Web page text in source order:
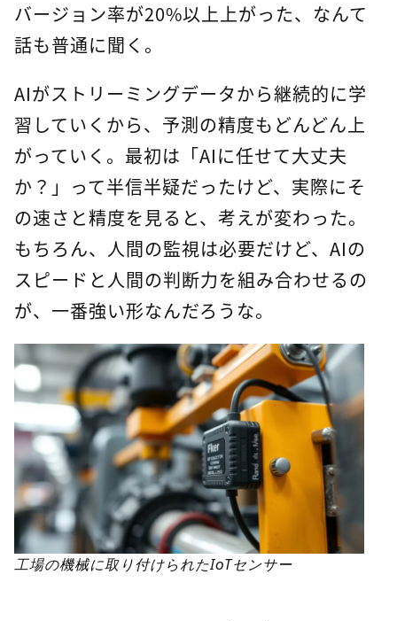
バージョン率が20%以上上がった、なんて
話も普通に聞く。
AIがストリーミングデータから継続的に学
習していくから、予測の精度もどんどん上
がっていく。最初は「AIに任せて大丈夫
か？」って半信半疑だったけど、実際にそ
の速さと精度を見ると、考えが変わった。
もちろん、人間の監視は必要だけど、AIの
スピードと人間の判断力を組み合わせるの
が、一番強い形なんだろうな。
工場の機械に取り付けられたIoTセンサー